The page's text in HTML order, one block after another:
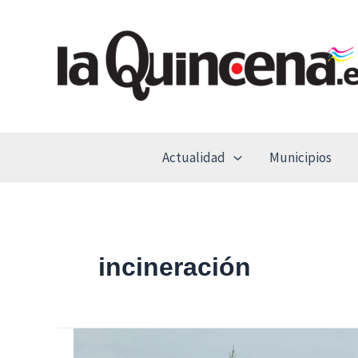
Actualidad Municipios
incineración